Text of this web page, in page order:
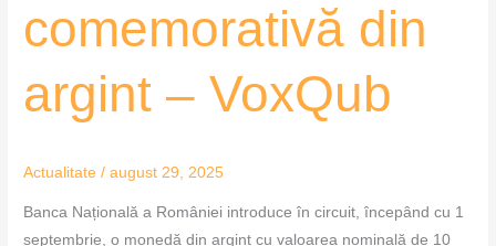
comemorativă din
argint – VoxQub
Actualitate /august 29, 2025
Banca Națională a României introduce în circuit, începând cu 1
septembrie, o monedă din argint cu valoarea nominală de 10